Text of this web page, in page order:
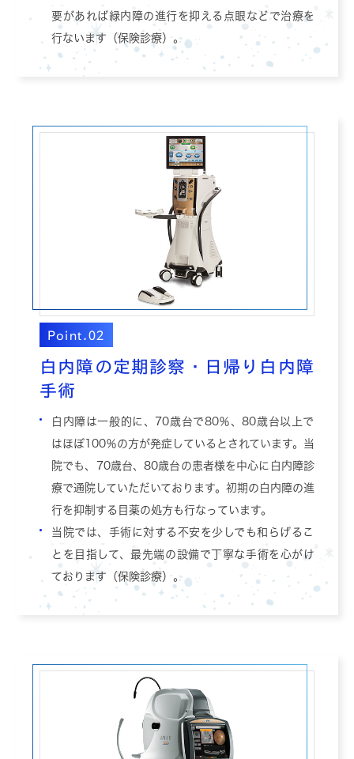
要があれば緑内障の進行を抑える点眼などで治療を
行ないます（保険診療）。
Point.02
白内障の定期診察・日帰り白内障
手術
白内障は一般的に、70歳台で80％、80歳台以上で
はほぼ100％の方が発症しているとされています。当
院でも、70歳台、80歳台の患者様を中心に白内障診
療で通院していただいております。初期の白内障の進
行を抑制する目薬の処方も行なっています。
当院では、手術に対する不安を少しでも和らげるこ
とを目指して、最先端の設備で丁寧な手術を心がけ
ております（保険診療）。